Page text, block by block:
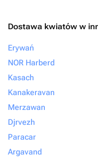
Dostawa kwiatów w
Erywań
NOR Harberd
Kasach
Kanakeravan
Merzawan
Djrvezh
Paracar
Argavand